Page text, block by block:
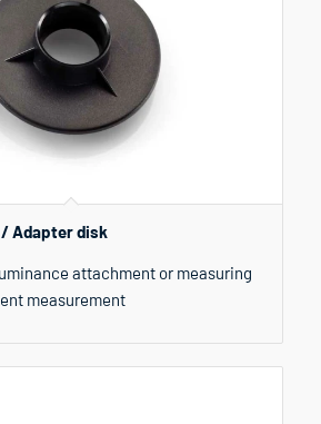
Adapter disk
attachment or measuring
measurement